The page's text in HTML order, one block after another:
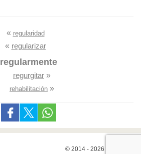
« regularidad
« regularizar
regularmente
regurgitar »
rehabilitación »
© 2014 - 2026